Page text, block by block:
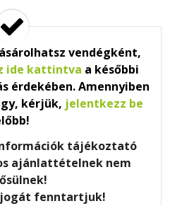
vendégként,
ide kattintva a későbbi
érdekében. Amennyiben
kérjük, jelentkezz be
tájékoztató
ajánlattételnek nem
fenntartjuk!